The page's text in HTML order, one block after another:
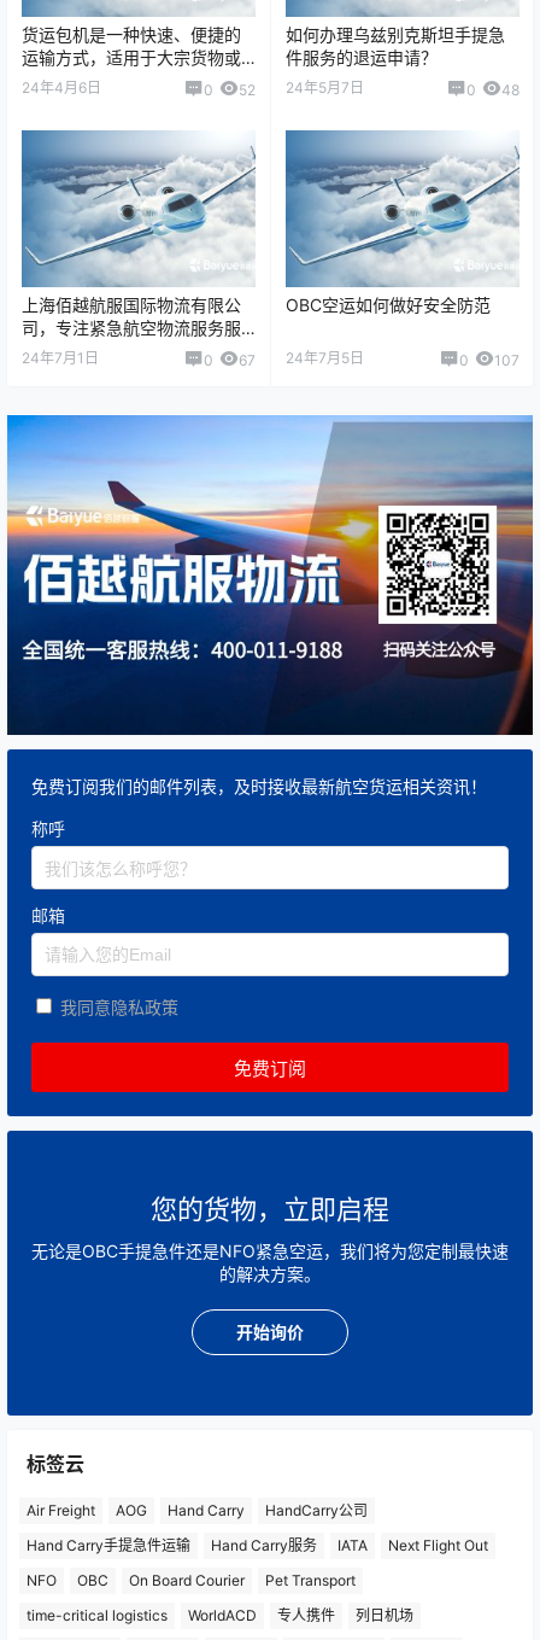
货运包机是一种快速、便捷的
运输方式，适用于大宗货物或
者特殊货物的运输需求。货运
包机的运费主要取决于货物的
重量、体积、运输…
24年4月6日 0 52
如何办理乌兹别克斯坦手提急
件服务的退运申请？
24年5月7日 0 48
上海佰越航服国际物流有限公
司，专注紧急航空物流服务服
务10+年，我们的主营业务涵盖
了国际/国内紧急航空货运、On
24年7月1日 0 67
OBC空运如何做好安全防范
24年7月5日 0 107
免费订阅我们的邮件列表，及时接收最新航空货运相关资讯！
称呼
邮箱
我同意隐私政策
您的货物，立即启程
无论是OBC手提急件还是NFO紧急空运，我们将为您定制最快速
的解决方案。
开始询价
标签云
Air Freight AOG Hand Carry
HandCarry公司
Hand Carry手提急件运输
Hand Carry服务 IATA
Next Flight Out
NFO
OBC On Board Courier
Pet Transport
time-critical logistics
WorldACD 专人携件 列日机场